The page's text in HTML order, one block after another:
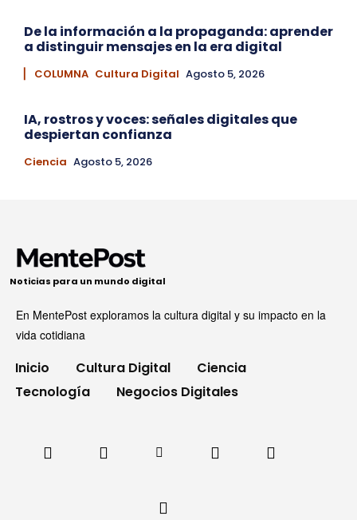
De la información a la propaganda: aprender
a distinguir mensajes en la era digital
▏ COLUMNA Cultura Digital Agosto 5, 2026
IA, rostros y voces: señales digitales que
despiertan confianza
Ciencia Agosto 5, 2026
Noticias para un mundo digital
En MentePost exploramos la cultura digital y su impacto en la
vida cotidiana
Inicio Cultura Digital
Ciencia
Tecnología
Negocios Digitales